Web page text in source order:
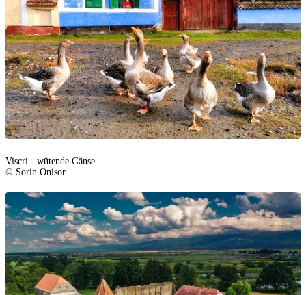
Viscri - wütende Gänse
© Sorin Onisor